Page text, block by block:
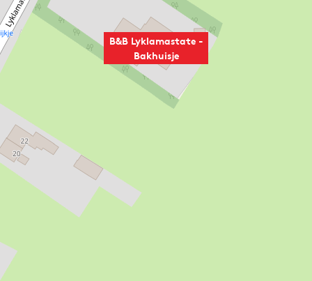
B&B Lyklamastate -
Bakhuisje